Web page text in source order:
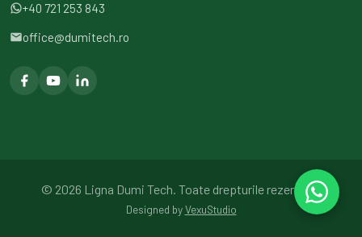
+40 721 253 843
office@dumitech.ro
© 2026 Ligna Dumi Tech. Toate drepturile rezervate.
Designed byVexuStudio